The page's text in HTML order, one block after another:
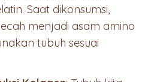
Saat dikonsumsi,
menjadi asam amino
tubuh sesuai